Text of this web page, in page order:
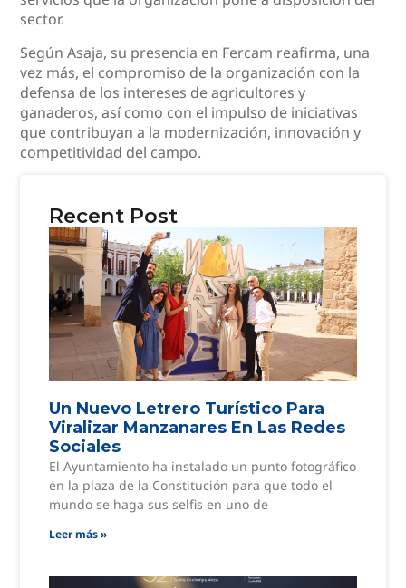
sector.
Según Asaja, su presencia en Fercam reafirma, una
vez más, el compromiso de la organización con la
defensa de los intereses de agricultores y
ganaderos, así como con el impulso de iniciativas
que contribuyan a la modernización, innovación y
competitividad del campo.
Recent Post
Un Nuevo Letrero Turístico Para
Viralizar Manzanares En Las Redes
Sociales
El Ayuntamiento ha instalado un punto fotográfico
en la plaza de la Constitución para que todo el
mundo se haga sus selfis en uno de
Leer más »